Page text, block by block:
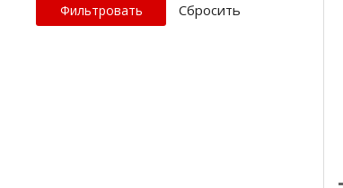
Cбросить